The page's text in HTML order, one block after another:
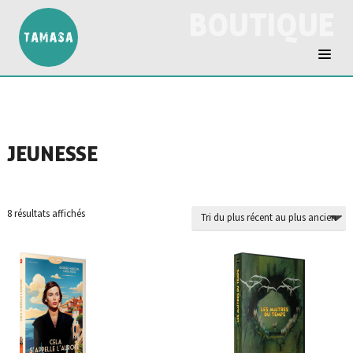
JEUNESSE
8 résultats affichésTrié
récent